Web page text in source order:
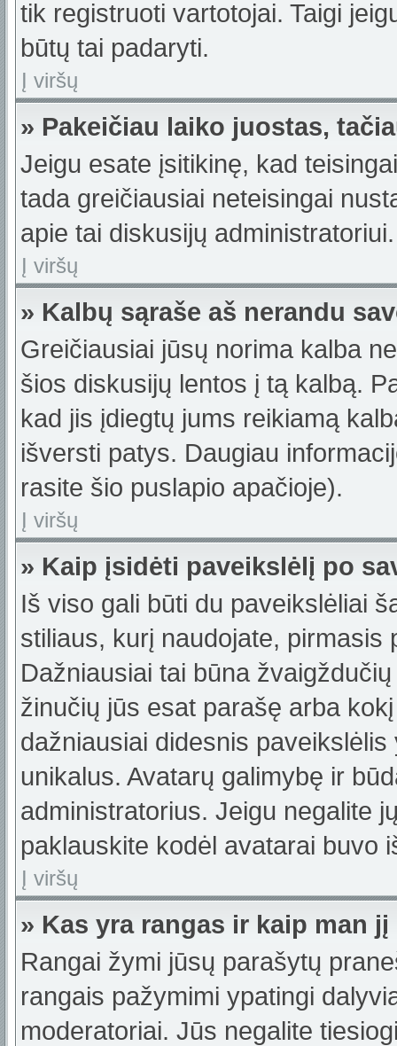
tik registruoti vartotojai. Taigi
būtų tai padaryti.
Į viršų
» Pakeičiau laiko juostas,
Jeigu esate įsitikinę, kad
tada greičiausiai neteisingai
apie tai diskusijų administratoriui.
Į viršų
» Kalbų sąraše aš nerandu
Greičiausiai jūsų norima kalba
šios diskusijų lentos į tą kalbą.
kad jis įdiegtų jums reikiamą
išversti patys. Daugiau
rasite šio puslapio apačioje).
Į viršų
» Kaip įsidėti paveikslėlį po
Iš viso gali būti du paveikslėliai
stiliaus, kurį naudojate,
Dažniausiai tai būna
žinučių jūs esat parašę arba
dažniausiai didesnis
unikalus. Avatarų galimybę ir
administratorius. Jeigu negalite
paklauskite kodėl avatarai buvo
Į viršų
» Kas yra rangas ir kaip man
Rangai žymi jūsų parašytų
rangais pažymimi ypatingi
moderatoriai. Jūs negalite